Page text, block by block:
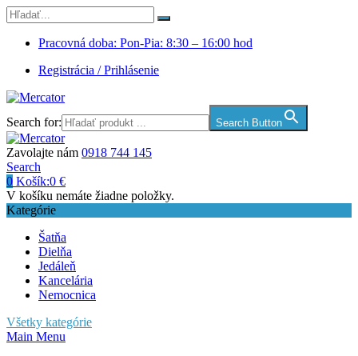
Pracovná doba: Pon-Pia: 8:30 – 16:00 hod
Registrácia / Prihlásenie
Search for: Search Button
Zavolajte nám 0918 744 145
Search
0 Košík:0 €
V košíku nemáte žiadne položky.
Kategórie
Šatňa
Dielňa
Jedáleň
Kancelária
Nemocnica
Všetky kategórie
Main Menu